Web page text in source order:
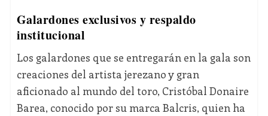
Galardones exclusivos y respaldo
institucional
Los galardones que se entregarán en la gala son
creaciones del artista jerezano y gran
aficionado al mundo del toro, Cristóbal Donaire
Barea, conocido por su marca Balcris, quien ha